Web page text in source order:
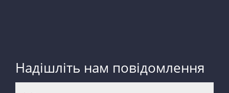
Надішліть нам повідомлення